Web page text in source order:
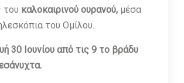
του καλοκαιρινού ουρανού,μέσα
του Ομίλου.
30 Ιουνίου από τις 9 το βράδυ